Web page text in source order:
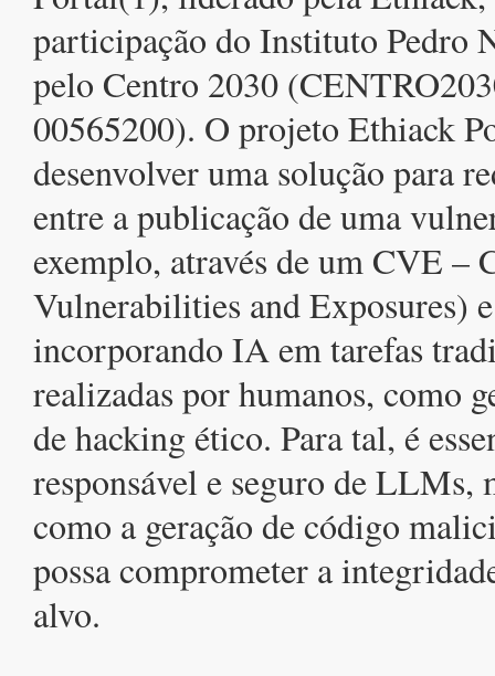
participação do Instituto Pedro
pelo Centro 2030
00565200). O projeto Ethiack
desenvolver uma solução para
entre a publicação de uma
exemplo, através de um CVE –
Vulnerabilities and Exposures)
incorporando IA em tarefas
realizadas por humanos, como
de hacking ético. Para tal, é
responsável e seguro de LLMs,
como a geração de código
possa comprometer a
alvo.